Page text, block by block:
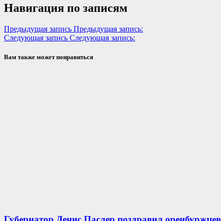
Навигация по записям
Предыдущая запись Предыдущая запись:
Следующая запись Следующая запись:
Вам также может понравиться